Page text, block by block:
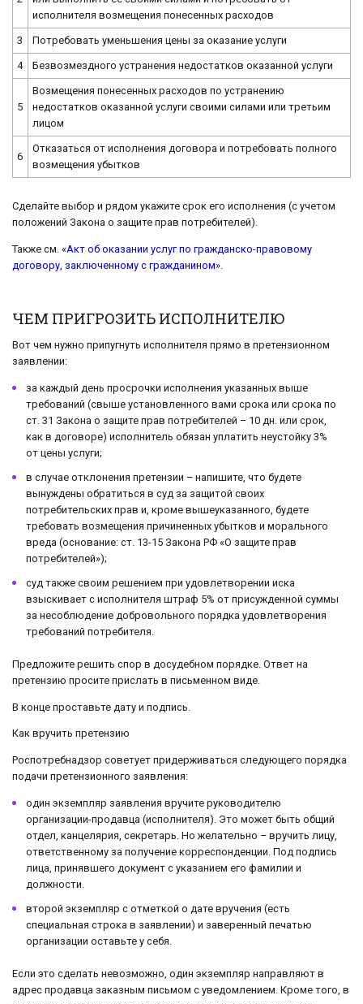
исполнителя возмещения понесенных расходов
3 Потребовать уменьшения цены за оказание услуги
4 Безвозмездного устранения недостатков оказанной услуги
5
Возмещения понесенных расходов по устранению
недостатков оказанной услуги своими силами или третьим
лицом
6
Отказаться от исполнения договора и потребовать полного
возмещения убытков
Сделайте выбор и рядом укажите срок его исполнения (с учетом
положений Закона о защите прав потребителей).
Также см. «Акт об оказании услуг по гражданско-правовому
договору, заключенному с гражданином».
ЧЕМ ПРИГРОЗИТЬ ИСПОЛНИТЕЛЮ
Вот чем нужно припугнуть исполнителя прямо в претензионном
заявлении:
за каждый день просрочки исполнения указанных выше
требований (свыше установленного вами срока или срока по
ст. 31 Закона о защите прав потребителей – 10 дн. или срок,
как в договоре) исполнитель обязан уплатить неустойку 3%
от цены услуги;
в случае отклонения претензии – напишите, что будете
вынуждены обратиться в суд за защитой своих
потребительских прав и, кроме вышеуказанного, будете
требовать возмещения причиненных убытков и морального
вреда (основание: ст. 13-15 Закона РФ «О защите прав
потребителей»);
суд также своим решением при удовлетворении иска
взыскивает с исполнителя штраф 5% от присужденной суммы
за несоблюдение добровольного порядка удовлетворения
требований потребителя.
Предложите решить спор в досудебном порядке. Ответ на
претензию просите прислать в письменном виде.
В конце проставьте дату и подпись.
Как вручить претензию
Роспотребнадзор советует придерживаться следующего порядка
подачи претензионного заявления:
один экземпляр заявления вручите руководителю
организации-продавца (исполнителя). Это может быть общий
отдел, канцелярия, секретарь. Но желательно – вручить лицу,
ответственному за получение корреспонденции. Под подпись
лица, принявшего документ с указанием его фамилии и
должности.
второй экземпляр с отметкой о дате вручения (есть
специальная строка в заявлении) и заверенный печатью
организации оставьте у себя.
Если это сделать невозможно, один экземпляр направляют в
адрес продавца заказным письмом с уведомлением. Кроме того, в